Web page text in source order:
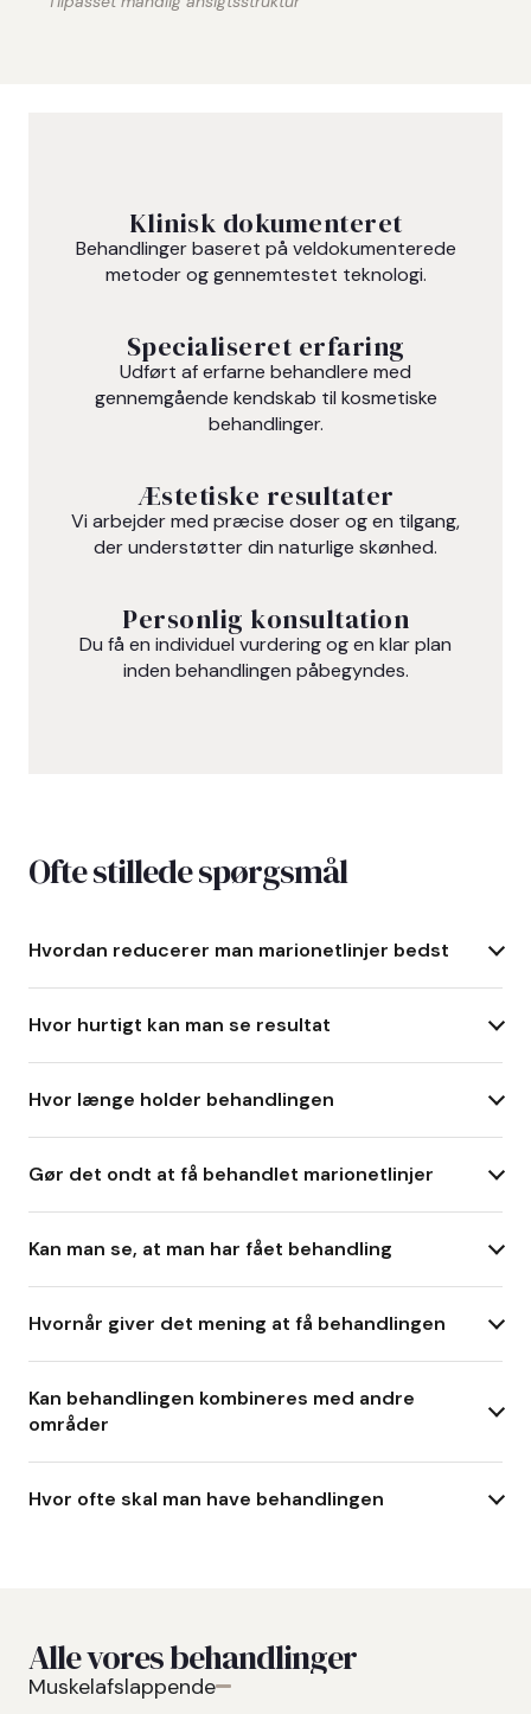
Klinisk dokumenteret
Behandlinger baseret på veldokumenterede
metoder og gennemtestet teknologi.
Specialiseret erfaring
Udført af erfarne behandlere med
gennemgående kendskab til kosmetiske
behandlinger.
Æstetiske resultater
Vi arbejder med præcise doser og en tilgang,
der understøtter din naturlige skønhed.
Personlig konsultation
Du få en individuel vurdering og en klar plan
inden behandlingen påbegyndes.
Ofte stillede spørgsmål
Hvordan reducerer man marionetlinjer bedst
Hvor hurtigt kan man se resultat
Hvor længe holder behandlingen
Gør det ondt at få behandlet marionetlinjer
Kan man se, at man har fået behandling
Hvornår giver det mening at få behandlingen
Kan behandlingen kombineres med andre
områder
Hvor ofte skal man have behandlingen
Alle vores behandlinger
Muskelafslappende